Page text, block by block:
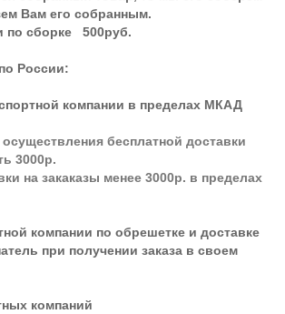
Вам его собранным.
по сборке 500руб.
России:
компании в пределах МКАД
бесплатной доставки
3000р.
на закаказы менее 3000р. в пределах
компании по обрешетке и доставке
при получении заказа в своем
компаний